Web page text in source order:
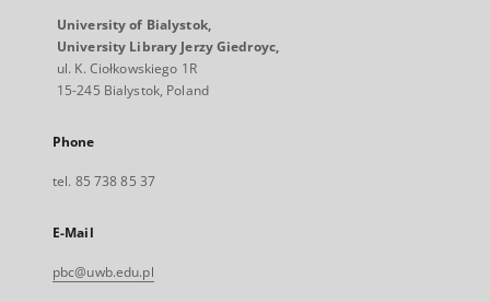
University of Bialystok,
University Library Jerzy Giedroyc,
ul. K. Ciołkowskiego 1R
15-245 Bialystok, Poland
Phone
tel. 85 738 85 37
E-Mail
pbc@uwb.edu.pl